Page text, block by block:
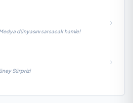
dünyasını sarsacak hamle!
Sürprizi